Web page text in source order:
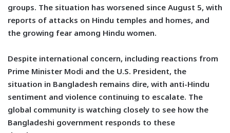
groups. The situation has worsened since August 5, with
reports of attacks on Hindu temples and homes, and
the growing fear among Hindu women.
Despite international concern, including reactions from
Prime Minister Modi and the U.S. President, the
situation in Bangladesh remains dire, with anti-Hindu
sentiment and violence continuing to escalate. The
global community is watching closely to see how the
Bangladeshi government responds to these